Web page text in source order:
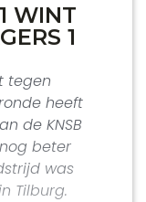
WINT
1
tegen
heeft
de KNSB
beter
was
Tilburg.